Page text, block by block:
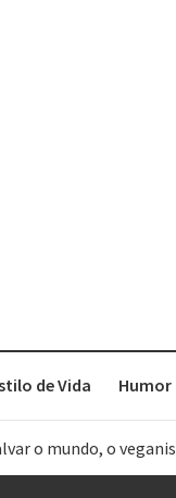
de Vida Humor
isso daí